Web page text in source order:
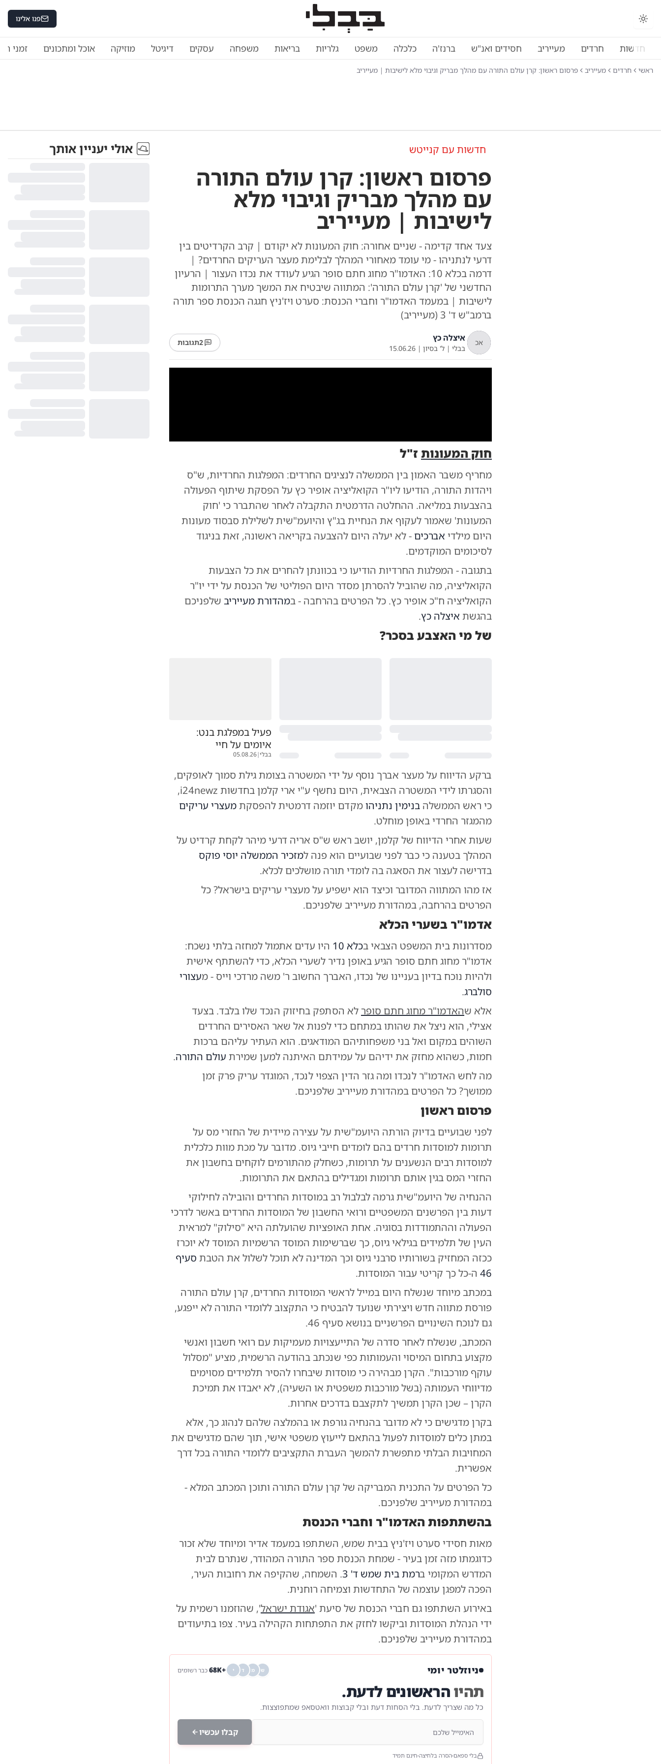
פנו אלינו
חדשות חרדים מעייריב חסידים ואנ"ש ברנז'ה כלכלה משפט גלריות בריאות משפחה עסקים דיגיטל מוזיקה אוכל ומתכונים זמני
ראשי חרדים מעייריב פרסום ראשון: קרן עולם התורה עם מהלך מבריק וגיבוי מלא לישיבות | מעייריב
חדשות עם קנייטש
פרסום ראשון: קרן עולם התורה
עם מהלך מבריק וגיבוי מלא
לישיבות | מעייריב
צעד אחד קדימה - שניים אחורה: חוק המעונות לא יקודם | קרב הקרדיטים בין
דרעי לנתניהו - מי עומד מאחורי המהלך לבלימת מעצר העריקים החרדים? |
דרמה בכלא 10: האדמו"ר מחוג חתם סופר הגיע לעודד את נכדו העצור | הרעיון
החדשני של 'קרן עולם התורה': המתווה שיבטיח את המשך מערך התרומות
לישיבות | במעמד האדמו"ר וחברי הכנסת: סערט ויז'ניץ חגגה הכנסת ספר תורה
ברמב"ש ד' 3 (מעייריב)
אכ איצלה כץ
בבלי| ל' בסיון |
15.06.26
2תגובות
מעייריב עם איצלה כץ - צפו בתוכנית המלאה | חוק המעונות ז"ל
מחריף משבר האמון בין הממשלה לנציגים החרדים: המפלגות החרדיות, ש"ס
ויהדות התורה, הודיעו ליו"ר הקואליציה אופיר כץ על הפסקת שיתוף הפעולה
בהצבעות במליאה. ההחלטה הדרמטית התקבלה לאחר שהתברר כי 'חוק
המעונות' שאמור לעקוף את הנחיית בג"ץ והיועמ"שית לשלילת סבסוד מעונות
היום מילדי אברכים - לא יעלה היום להצבעה בקריאה ראשונה, זאת בניגוד
לסיכומים המוקדמים.
בתגובה - המפלגות החרדיות הודיעו כי בכוונתן להחרים את כל הצבעות
הקואליציה, מה שהוביל להסרתן מסדר היום הפוליטי של הכנסת על ידי יו"ר
הקואליציה ח"כ אופיר כץ. כל הפרטים בהרחבה - במהדורת מעייריבשלפניכם
בהגשת איצלה כץ.
של מי האצבע בסכר?
פעיל במפלגת בנט:
איומים על חיי
בבלי|
05.08.26
ברקע הדיווח על מעצר אברך נוסף על ידי המשטרה בצומת גילת סמוך לאופקים,
והסגרתו לידי המשטרה הצבאית, היום נחשף ע"י ארי קלמן בחדשות i24newz,
כי ראש הממשלה בנימין נתניהומקדם יוזמה דרמטית להפסקתמעצרי עריקים
מהמגזר החרדי באופן מוחלט.
שעות אחרי הדיווח של קלמן, יושב ראש ש"ס אריה דרעי מיהר לקחת קרדיט על
המהלך בטענה כי כבר לפני שבועיים הוא פנה למזכיר הממשלה יוסי פוקס
בדרישה לעצור את הסאגה בה לומדי תורה מושלכים לכלא.
אז מהו המתווה המדובר וכיצד הוא ישפיע על מעצרי עריקים בישראל? כל
הפרטים בהרחבה, במהדורת מעייריב שלפניכם.
אדמו"ר בשערי הכלא
מסדרונות בית המשפט הצבאי בכלא 10
היו עדים אתמול למחזה בלתי נשכח:
אדמו"ר מחוג חתם סופר הגיע באופן נדיר לשערי הכלא, כדי להשתתף אישית
ולהיות נוכח בדיון בעניינו של נכדו, האברך החשוב ר' משה מרדכי וייס - מעצורי
סולברג.
אלא שהאדמו"ר מחוג חתם סופר לא הסתפק בחיזוק הנכד שלו בלבד. בצעד
אצילי, הוא ניצל את שהותו במתחם כדי לפנות אל שאר האסירים החרדים
השוהים במקום ואל בני משפחותיהם המודאגים. הוא העתיר עליהם ברכות
חמות, כשהוא מחזק את ידיהם על עמידתם האיתנה למען שמירת עולם התורה.
מה לחש האדמו"ר לנכדו ומה גזר הדין הצפוי לנכד, המוגדר עריק פרק זמן
ממושך? כל הפרטים במהדורת מעייריב שלפניכם.
פרסום ראשון
לפני שבועיים בדיוק הורתה היועמ"שית על עצירה מיידית של החזרי מס על
תרומות למוסדות חרדים בהם לומדים חייבי גיוס. מדובר על מכת מוות כלכלית
למוסדות רבים הנשענים על תרומות, כשחלק מהתורמים לוקחים בחשבון את
החזרי המס בגין אותם תרומות ומגדילים בהתאם את התרומות.
ההנחיה של היועמ"שית גרמה לבלבול רב במוסדות החרדים והובילה לחילוקי
דעות בין הפרשנים המשפטיים ורואי החשבון של המוסדות החרדים באשר לדרכי
הפעולה וההתמודדות בסוגיה. אחת האופציות שהועלתה היא "סילוק" למראית
העין של תלמידים בגילאי גיוס, כך שברשימות המוסד הרשמיות המוסד לא יוכרז
ככזה המחזיק בשורותיו סרבני גיוס וכך המדינה לא תוכל לשלול את הטבת סעיף
46ה-כל כך קריטי עבור המוסדות.
במכתב מיוחד שנשלח היום במייל לראשי המוסדות החרדים, קרן עולם התורה
פורסת מתווה חדש ויצירתי שנועד להבטיח כי התקצוב ללומדי התורה לא ייפגע,
גם לנוכח השינויים הפרשניים בנושא סעיף 46.
המכתב, שנשלח לאחר סדרה של התייעצויות מעמיקות עם רואי חשבון ואנשי
מקצוע בתחום המיסוי והעמותות כפי שנכתב בהודעה הרשמית, מציע "מסלול
עוקף מורכבות". הקרן מבהירה כי מוסדות שיבחרו להסיר תלמידים מסוימים
מדיווחי העמותה (בשל מורכבות משפטית או השעיה), לא יאבדו את תמיכת
הקרן – שכן הקרן תמשיך לתקצבם בדרכים אחרות.
בקרן מדגישים כי לא מדובר בהנחיה גורפת או בהמלצה שלהם לנהוג כך, אלא
במתן כלים למוסדות לפעול בהתאם לייעוץ משפטי אישי, תוך שהם מדגישים את
המחויבות הבלתי מתפשרת להמשך העברת התקציבים ללומדי התורה בכל דרך
אפשרית.
כל הפרטים על התכנית המבריקה של קרן עולם התורה ותוכן המכתב המלא -
במהדורת מעייריב שלפניכם.
בהשתתפות האדמו"ר וחברי הכנסת
מאות חסידי סערט ויז'ניץ בבית שמש, השתתפו במעמד אדיר ומיוחד שלא זכור
כדוגמתו מזה זמן בעיר - שמחת הכנסת ספר התורה המהודר, שנתרם לבית
המדרש המקומי ברמת בית שמש ד' 3
. השמחה, שהקיפה את רחובות העיר,
הפכה למפגן עוצמה של התחדשות וצמיחה רוחנית.
באירוע השתתפו גם חברי הכנסת של סיעת 'אגודת ישראל', שהוזמנו רשמית על
ידי הנהלת המוסדות וביקשו לחזק את התפתחות הקהילה בעיר. צפו בתיעודים
במהדורת מעייריב שלפניכם.
ניוזלטר יומי ש מ ד י +68K כבר רשומים
תהיוהראשונים לדעת.
כל מה שצריך לדעת. בלי הסחות דעת ובלי קבוצות וואטסאפ שמתפוצצות.
קבלו עכשיו
בלי ספאם הסרה בלחיצה חינם תמיד
אולי יעניין אותך